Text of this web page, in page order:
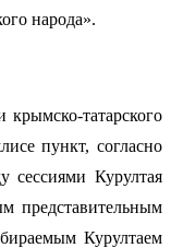
народа».
крымско-татарского
пункт, согласно
сессиями Курултая
представительным
Курултаем